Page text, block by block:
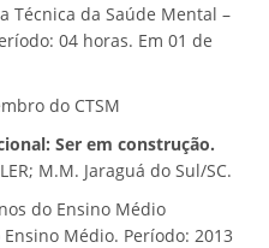
Técnica da Saúde Mental –
04 horas. Em 01 de
do CTSM
Ser em construção.
M.M. Jaraguá do Sul/SC.
do Ensino Médio
Médio. Período: 2013